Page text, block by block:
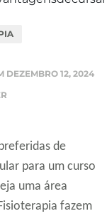
DEZEMBRO 12, 2024
de
para um curso
uma área
fazem